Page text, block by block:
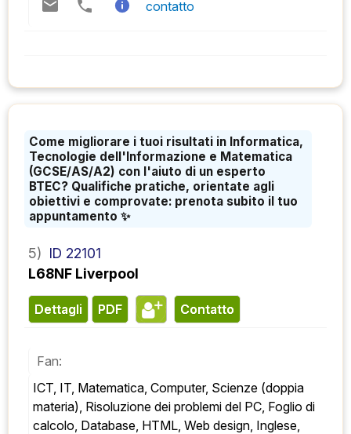
contatto
Come migliorare i tuoi risultati in Informatica,
Tecnologie dell'Informazione e Matematica
(GCSE/AS/A2) con l'aiuto di un esperto
BTEC? Qualifiche pratiche, orientate agli
obiettivi e comprovate: prenota subito il tuo
appuntamento ✨
5) ID 22101
L68NF Liverpool
Dettagli PDF contatto
Fan:
ICT, IT, Matematica, Computer, Scienze (doppia
materia), Risoluzione dei problemi del PC, Foglio di
calcolo, Database, HTML, Web design, Inglese,